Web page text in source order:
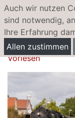
Auch wir nutzen
sind notwendig,
Ihre Erfahrung
Allen zustimmen
Vorlesen